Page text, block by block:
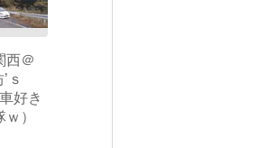
西＠
’ｓ
車好き
ｗ）